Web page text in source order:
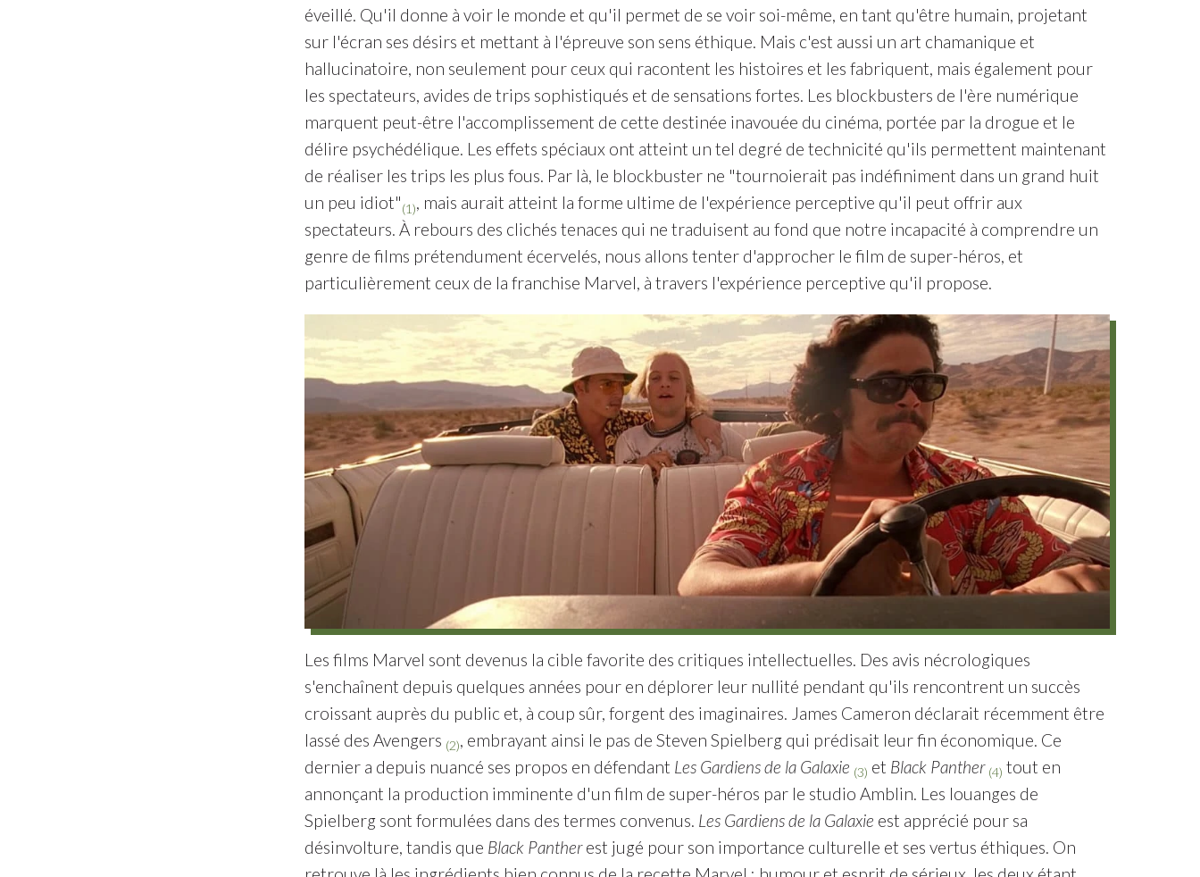
éveillé. Qu'il donne à voir le monde et qu'il permet de se voir soi-même, en tant qu'être humain, projetant
sur l'écran ses désirs et mettant à l'épreuve son sens éthique. Mais c'est aussi un art chamanique et
hallucinatoire, non seulement pour ceux qui racontent les histoires et les fabriquent, mais également pour
les spectateurs, avides de trips sophistiqués et de sensations fortes. Les blockbusters de l'ère numérique
marquent peut-être l'accomplissement de cette destinée inavouée du cinéma, portée par la drogue et le
délire psychédélique. Les effets spéciaux ont atteint un tel degré de technicité qu'ils permettent maintenant
de réaliser les trips les plus fous. Par là, le blockbuster ne "tournoierait pas indéfiniment dans un grand huit
un peu idiot"(1), mais aurait atteint la forme ultime de l'expérience perceptive qu'il peut offrir aux
spectateurs. À rebours des clichés tenaces qui ne traduisent au fond que notre incapacité à comprendre un
genre de films prétendument écervelés, nous allons tenter d'approcher le film de super-héros, et
particulièrement ceux de la franchise Marvel, à travers l'expérience perceptive qu'il propose.
Les films Marvel sont devenus la cible favorite des critiques intellectuelles. Des avis nécrologiques
s'enchaînent depuis quelques années pour en déplorer leur nullité pendant qu'ils rencontrent un succès
croissant auprès du public et, à coup sûr, forgent des imaginaires. James Cameron déclarait récemment être
lassé des Avengers (2) , embrayant ainsi le pas de Steven Spielberg qui prédisait leur fin économique. Ce
dernier a depuis nuancé ses propos en défendant Les Gardiens de la Galaxie (3) et Black Panther (4) tout en
annonçant la production imminente d'un film de super-héros par le studio Amblin. Les louanges de
Spielberg sont formulées dans des termes convenus. Les Gardiens de la Galaxie est apprécié pour sa
désinvolture, tandis que Black Pantherest jugé pour son importance culturelle et ses vertus éthiques. On